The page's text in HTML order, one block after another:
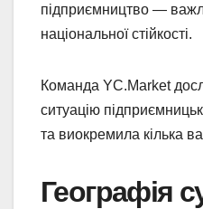
підприємництво —
національної стійкості.
Команда YC.Market
ситуацію
та виокремила кілька
Географія